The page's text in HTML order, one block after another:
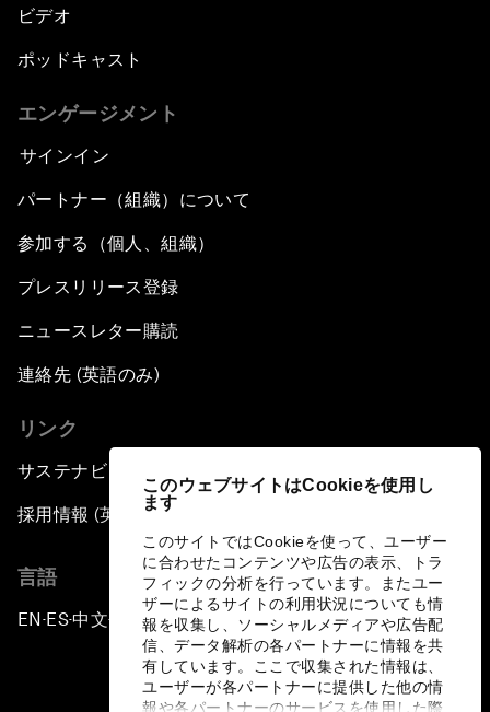
このウェブサイトはCookieを使用し
ます
このサイトではCookieを使って、ユーザー
に合わせたコンテンツや広告の表示、トラ
フィックの分析を行っています。またユー
ザーによるサイトの利用状況についても情
報を収集し、ソーシャルメディアや広告配
信、データ解析の各パートナーに情報を共
有しています。ここで収集された情報は、
ユーザーが各パートナーに提供した他の情
報や各パートナーのサービスを使用した際
ビデオ
ポッドキャスト
エンゲージメント
サインイン
パートナー（組織）について
参加する（個人、組織）
プレスリリース登録
ニュースレター購読
連絡先 (英語のみ)
リンク
サステナビリティへの取り組み
採用情報 (英語のみ)
言語
EN ▪ES▪中文▪ 日本語